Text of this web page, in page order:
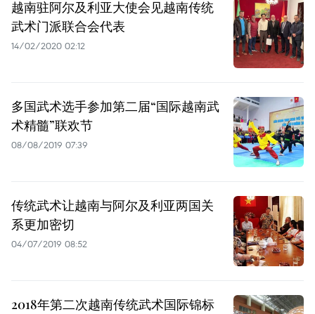
越南驻阿尔及利亚大使会见越南传统
武术门派联合会代表
14/02/2020 02:12
多国武术选手参加第二届“国际越南武
术精髓”联欢节
08/08/2019 07:39
传统武术让越南与阿尔及利亚两国关
系更加密切
04/07/2019 08:52
2018年第二次越南传统武术国际锦标